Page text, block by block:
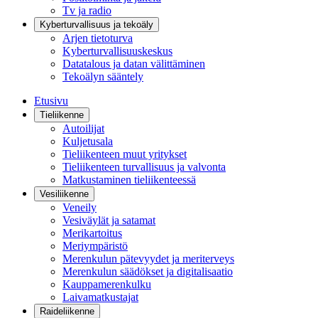
Tv ja radio
Kyberturvallisuus ja tekoäly
Arjen tietoturva
Kyberturvallisuuskeskus
Datatalous ja datan välittäminen
Tekoälyn sääntely
Etusivu
Tieliikenne
Autoilijat
Kuljetusala
Tieliikenteen muut yritykset
Tieliikenteen turvallisuus ja valvonta
Matkustaminen tieliikenteessä
Vesiliikenne
Veneily
Vesiväylät ja satamat
Merikartoitus
Meriympäristö
Merenkulun pätevyydet ja meriterveys
Merenkulun säädökset ja digitalisaatio
Kauppamerenkulku
Laivamatkustajat
Raideliikenne